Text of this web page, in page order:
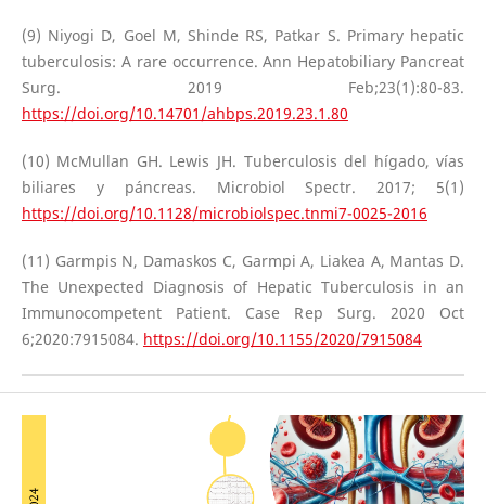
(9) Niyogi D, Goel M, Shinde RS, Patkar S. Primary hepatic
tuberculosis: A rare occurrence. Ann Hepatobiliary Pancreat
Surg. 2019 Feb;23(1):80-83.
https://doi.org/10.14701/ahbps.2019.23.1.80
(10) McMullan GH. Lewis JH. Tuberculosis del hígado, vías
biliares y páncreas. Microbiol Spectr. 2017; 5(1)
https://doi.org/10.1128/microbiolspec.tnmi7-0025-2016
(11) Garmpis N, Damaskos C, Garmpi A, Liakea A, Mantas D.
The Unexpected Diagnosis of Hepatic Tuberculosis in an
Immunocompetent Patient. Case Rep Surg. 2020 Oct
6;2020:7915084. https://doi.org/10.1155/2020/7915084